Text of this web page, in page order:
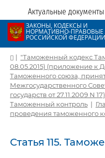
Актуальные
ЗАКОНЫ, КОДЕКСЫ И
НОРМАТИВНО-ПРАВОВЫЕ
РОССИЙСКОЙ ФЕДЕРАЦИИ
| "Таможенный кодекс
08.05.2015) (приложение к
Таможенного союза,
Межгосударственного
государств от 27.11.2009 N 17)
Таможенный контроль |
проведения таможенного
Статья 115.